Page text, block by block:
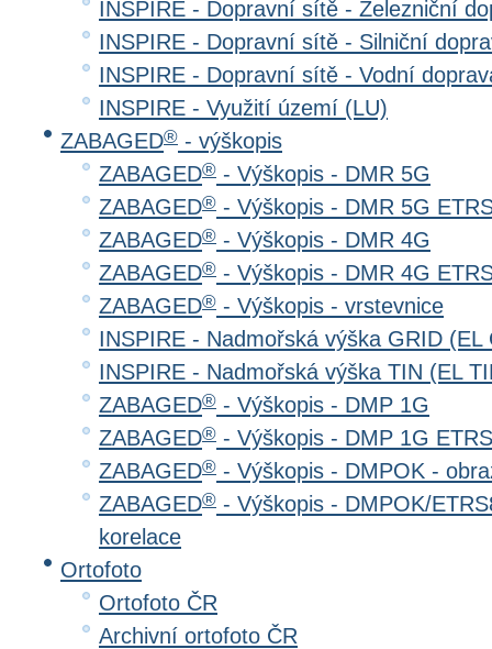
INSPIRE - Dopravní sítě - Železniční
INSPIRE - Dopravní sítě - Silniční
INSPIRE - Dopravní sítě - Vodní
INSPIRE - Využití území (LU)
ZABAGED® - výškopis
ZABAGED® - Výškopis - DMR 5G
ZABAGED® - Výškopis - DMR 5G
ZABAGED® - Výškopis - DMR 4G
ZABAGED® - Výškopis - DMR 4G
ZABAGED® - Výškopis - vrstevnice
INSPIRE - Nadmořská výška GRID (EL
INSPIRE - Nadmořská výška TIN (EL
ZABAGED® - Výškopis - DMP 1G
ZABAGED® - Výškopis - DMP 1G
ZABAGED® - Výškopis - DMPOK -
ZABAGED® - Výškopis - DMPOK/
korelace
Ortofoto
Ortofoto ČR
Archivní ortofoto ČR